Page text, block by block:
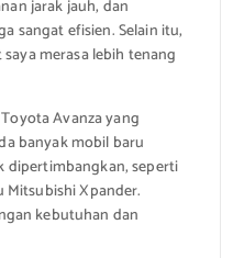
jarak jauh, dan
sangat efisien. Selain itu,
merasa lebih tenang
Avanza yang
banyak mobil baru
dipertimbangkan, seperti
Mitsubishi Xpander.
kebutuhan dan